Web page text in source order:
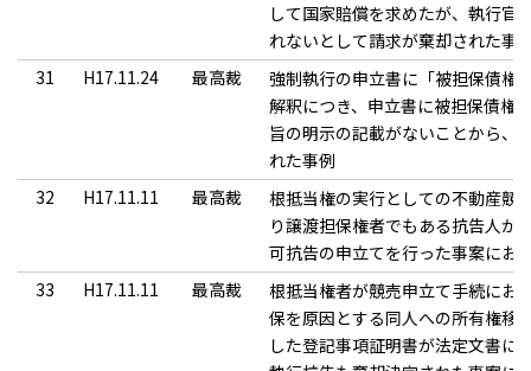
して国家賠償を求めたが、執行官
れないとして請求が棄却された事
31
H17.11.24 最高裁
強制執行の申立書に「被担保債権
解釈につき、申立書に被担保債権
旨の明示の記載がないことから、
れた事例
32
H17.11.11 最高裁
根抵当権の実行としての不動産競
り譲渡担保権者でもある抗告人が
可抗告の申立てを行った事案にお
33
H17.11.11 最高裁
根抵当権者が競売申立て手続にお
保を原因とする同人への所有権移
した登記事項証明書が法定文書に